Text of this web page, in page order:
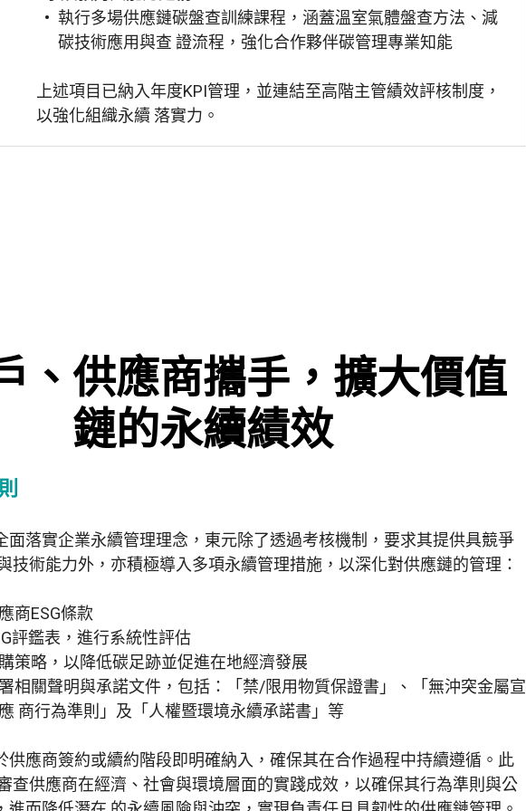
執行多場供應鏈碳盤查訓練課程，涵蓋溫室氣體盤查方法、減
碳技術應用與查 證流程，強化合作夥伴碳管理專業知能
上述項目已納入年度KPI管理，並連結至高階主管績效評核制度，
以強化組織永續 落實力。
、供應商攜手，擴大價值
鏈的永續績效
面落實企業永續管理理念，東元除了透過考核機制，要求其提供具競爭
技術能力外，亦積極導入多項永續管理措施，以深化對供應鏈的管理：
商ESG條款
評鑑表，進行系統性評估
策略，以降低碳足跡並促進在地經濟發展
相關聲明與承諾文件，包括：「禁/限用物質保證書」、「無沖突金屬宣
商行為準則」及「人權暨環境永續承諾書」等
供應商簽約或續約階段即明確納入，確保其在合作過程中持續遵循。此
查供應商在經濟、社會與環境層面的實踐成效，以確保其行為準則與公